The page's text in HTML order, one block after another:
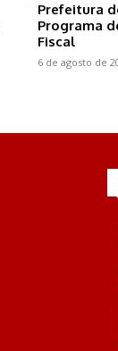
Prefeitura
Programa
Fiscal
6 de agosto de